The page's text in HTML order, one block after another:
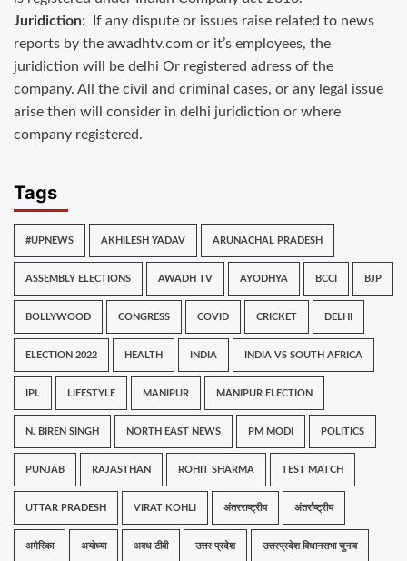
Juridiction: If any dispute or issues raise related to news
reports by the awadhtv.com or it’s employees, the
juridiction will be delhi Or registered adress of the
company. All the civil and criminal cases, or any legal issue
arise then will consider in delhi juridiction or where
company registered.
Tags
#UPNEWS AKHILESH YADAV ARUNACHAL PRADESH
ASSEMBLY ELECTIONS AWADH TV AYODHYA BCCI BJP
BOLLYWOOD CONGRESS COVID CRICKET DELHI
ELECTION 2022 HEALTH INDIA INDIA VS SOUTH AFRICA
IPL LIFESTYLE MANIPUR MANIPUR ELECTION
N. BIREN SINGH NORTH EAST NEWS PM MODI POLITICS
PUNJAB RAJASTHAN ROHIT SHARMA TEST MATCH
UTTAR PRADESH VIRAT KOHLI अंतरराष्ट्रीय अंतर्राष्ट्रीय
अमेरिका अयोध्या अवध टीवी उत्तर प्रदेश उत्तरप्रदेश विधानसभा चुनाव